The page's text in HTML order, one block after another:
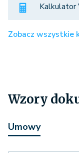
Zobacz wszystkie
Wzory
Umowy